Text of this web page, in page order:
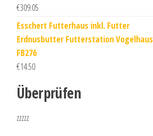
€309.05
Esschert Futterhaus inkl. Futter
Erdnusbutter Futterstation Vogelhaus
FB276
€14.50
Überprüfen
zzzzz